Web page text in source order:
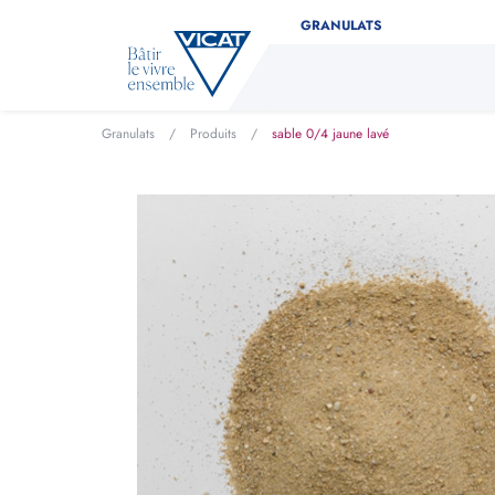
GRANULATS
Granulats / Produits / sable 0/4 jaune lavé
Déterminez facilement
Indiquez le type de